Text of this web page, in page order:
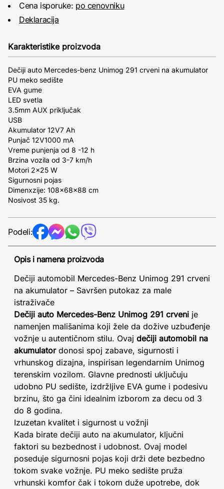
Cena isporuke: po cenovniku
Deklaracija
Karakteristike proizvoda
Dečiji auto Mercedes-benz Unimog 291 crveni na akumulator
PU meko sedište
EVA gume
LED svetla
3.5mm AUX priključak
USB
Akumulator 12V7 Ah
Punjač 12V1000 mA
Vreme punjenja od 8 -12 h
Brzina vozila od 3-7 km/h
Motori 2x25 W
Sigurnosni pojas
Dimenxzije: 108x68x88 cm
Nosivost 35 kg.
Podeli:
Opis i namena proizvoda
Dečiji automobil Mercedes-Benz Unimog 291 crveni
na akumulator – Savršen putokaz za male
istraživače
Dečiji auto Mercedes-Benz Unimog 291 crveni je
namenjen mališanima koji žele da dožive uzbuđenje
vožnje u autentičnom stilu. Ovaj dečiji automobil na
akumulatordonosi spoj zabave, sigurnosti i
vrhunskog dizajna, inspirisan legendarnim Unimog
terenskim vozilom. Glavne prednosti uključuju
udobno PU sedište, izdržljive EVA gume i podesivu
brzinu, što ga čini idealnim izborom za decu od 3
do 8 godina.
Izuzetan kvalitet i sigurnost u vožnji
Kada birate dečiji auto na akumulator, ključni
faktori su bezbednost i udobnost. Ovaj model
poseduje sigurnosni pojas koji drži dete bezbedno
tokom svake vožnje. PU meko sedište pruža
vrhunski komfor čak i tokom duže upotrebe, dok